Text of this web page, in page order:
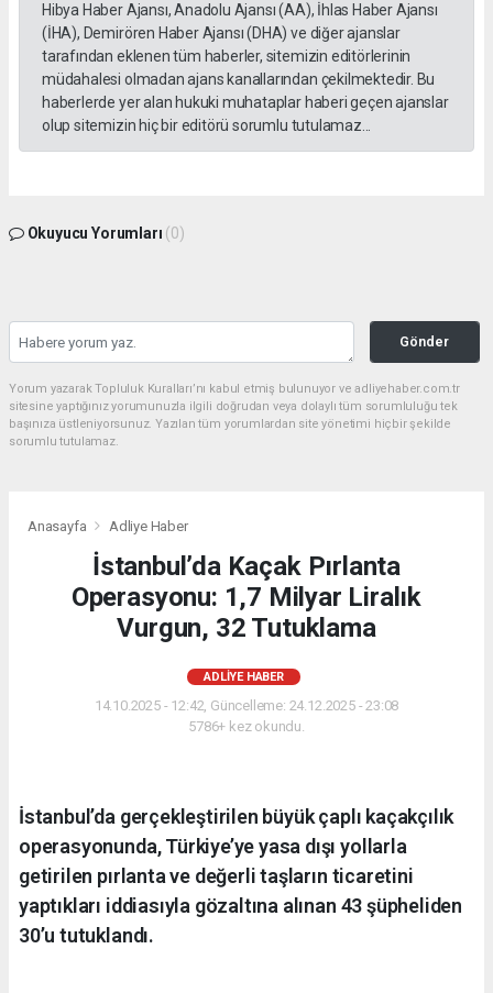
Hibya Haber Ajansı, Anadolu Ajansı (AA), İhlas Haber Ajansı
(İHA), Demirören Haber Ajansı (DHA) ve diğer ajanslar
tarafından eklenen tüm haberler, sitemizin editörlerinin
müdahalesi olmadan ajans kanallarından çekilmektedir. Bu
haberlerde yer alan hukuki muhataplar haberi geçen ajanslar
olup sitemizin hiç bir editörü sorumlu tutulamaz...
Okuyucu Yorumları (0)
Gönder
Yorum yazarak Topluluk Kuralları’nı kabul etmiş bulunuyor ve adliyehaber.com.tr
sitesine yaptığınız yorumunuzla ilgili doğrudan veya dolaylı tüm sorumluluğu tek
başınıza üstleniyorsunuz. Yazılan tüm yorumlardan site yönetimi hiçbir şekilde
sorumlu tutulamaz.
Anasayfa Adliye Haber
İstanbul’da Kaçak Pırlanta
Operasyonu: 1,7 Milyar Liralık
Vurgun, 32 Tutuklama
ADLIYE HABER
14.10.2025 - 12:42, Güncelleme: 24.12.2025 - 23:08
5786+ kez okundu.
İstanbul’da gerçekleştirilen büyük çaplı kaçakçılık
operasyonunda, Türkiye’ye yasa dışı yollarla
getirilen pırlanta ve değerli taşların ticaretini
yaptıkları iddiasıyla gözaltına alınan 43 şüpheliden
30’u tutuklandı.